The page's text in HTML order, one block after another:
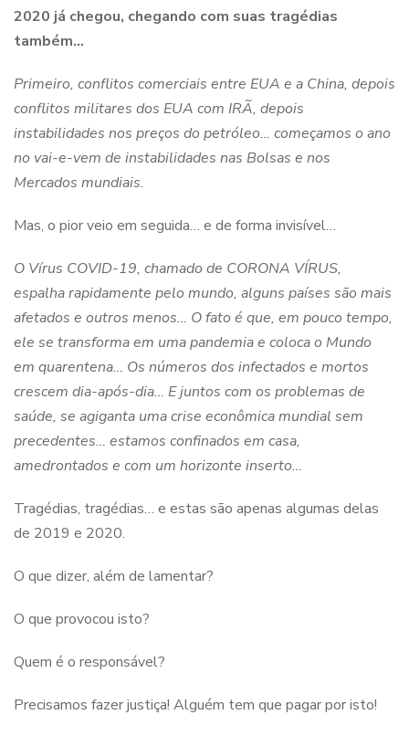
2020 já chegou, chegando com suas tragédias
também…
Primeiro, conflitos comerciais entre EUA e a China, depois
conflitos militares dos EUA com IRÃ, depois
instabilidades nos preços do petróleo… começamos o ano
no vai-e-vem de instabilidades nas Bolsas e nos
Mercados mundiais.
Mas, o pior veio em seguida… e de forma invisível…
O Vírus COVID-19, chamado de CORONA VÍRUS,
espalha rapidamente pelo mundo, alguns países são mais
afetados e outros menos… O fato é que, em pouco tempo,
ele se transforma em uma pandemia e coloca o Mundo
em quarentena… Os números dos infectados e mortos
crescem dia-após-dia… E juntos com os problemas de
saúde, se agiganta uma crise econômica mundial sem
precedentes… estamos confinados em casa,
amedrontados e com um horizonte inserto…
Tragédias, tragédias… e estas são apenas algumas delas
de 2019 e 2020.
O que dizer, além de lamentar?
O que provocou isto?
Quem é o responsável?
Precisamos fazer justiça! Alguém tem que pagar por isto!